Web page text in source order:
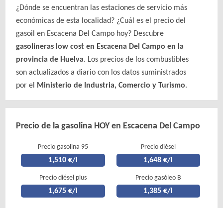
¿Dónde se encuentran las estaciones de servicio más
económicas de esta localidad? ¿Cuál es el precio del
gasoil en Escacena Del Campo hoy? Descubre
gasolineras low cost en Escacena Del Campo en la
provincia de Huelva. Los precios de los combustibles
son actualizados a diario con los datos suministrados
por el
Ministerio de Industria, Comercio y Turismo.
Precio de la gasolina HOY en Escacena Del Campo
Precio gasolina 95
1,510 €/l
Precio diésel
1,648 €/l
Precio diésel plus
1,675 €/l
Precio gasóleo B
1,385 €/l